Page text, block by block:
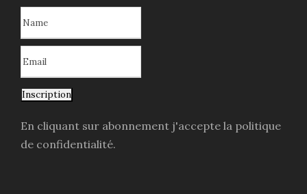
Inscription
En cliquant sur abonnement j'accepte la politique
de confidentialité.